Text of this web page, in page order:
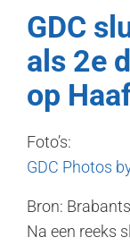
GDC
als 2e
op
Foto’s:
GDC Photos
Bron:
Na een reeks